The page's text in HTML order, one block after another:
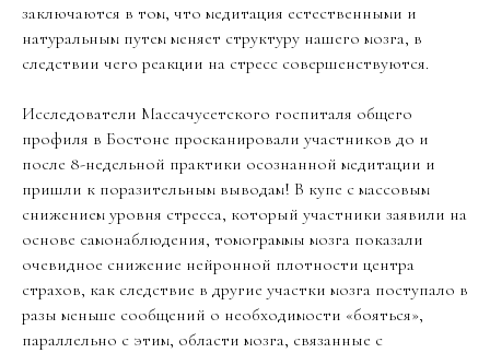
заключаются в том, что медитация естественными и
натуральным путем меняет структуру нашего мозга, в
следствии чего реакции на стресс совершенствуются.
Исследователи Массачусетского госпиталя общего
профиля в Бостоне просканировали участников до и
после 8-недельной практики осознанной медитации и
пришли к поразительным выводам! В купе с массовым
снижением уровня стресса, который участники заявили на
основе самонаблюдения, томограммы мозга показали
очевидное снижение нейронной плотности центра
страхов, как следствие в другие участки мозга поступало в
разы меньше сообщений о необходимости «бояться»,
параллельно с этим, области мозга, связанные с